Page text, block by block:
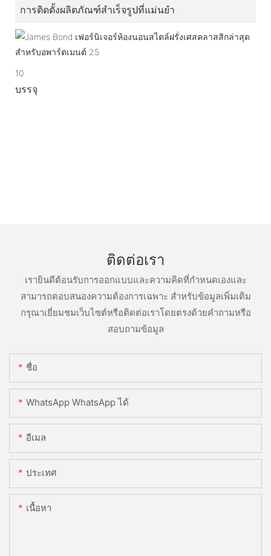
การติดตั้งผลิตภัณฑ์สำเร็จรูปที่แม่นยำ
10
บรรจุ
ติดต่อเรา
เรายินดีต้อนรับการออกแบบและความคิดที่กำหนดเองและ
สามารถตอบสนองความต้องการเฉพาะ สำหรับข้อมูลเพิ่มเติม
กรุณาเยี่ยมชมเว็บไซต์หรือติดต่อเราโดยตรงด้วยคำถามหรือ
สอบถามข้อมูล
ชื่อ
WhatsApp WhatsApp ได้
อีเมล
ประเทศ
เนื้อหา